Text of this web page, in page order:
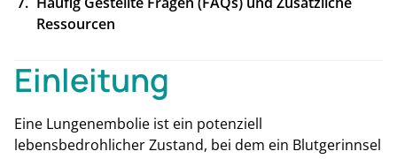
Ressourcen
Einleitung
Eine Lungenembolie ist ein potenziell
lebensbedrohlicher Zustand, bei dem ein Blutgerinnsel